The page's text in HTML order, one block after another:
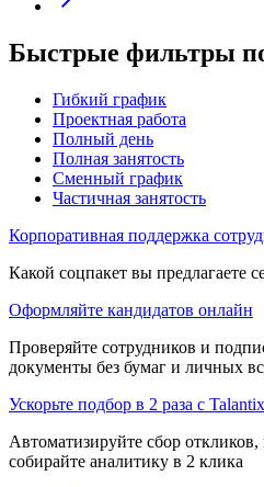
Быстрые фильтры
Гибкий график
Проектная работа
Полный день
Полная занятость
Сменный график
Частичная занятость
Корпоративная поддержка
Какой соцпакет вы предлагаете
Оформляйте кандидатов онлайн
Проверяйте сотрудников и
документы без бумаг и личных
Ускорьте подбор в 2 раза с Talantix
Автоматизируйте сбор откликов,
собирайте аналитику в 2 клика